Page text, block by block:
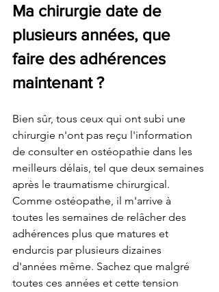
Ma chirurgie date de
plusieurs années, que
faire des adhérences
maintenant ?
Bien sûr, tous ceux qui ont subi une
chirurgie n'ont pas reçu l'information
de consulter en ostéopathie dans les
meilleurs délais, tel que deux semaines
après le traumatisme chirurgical.
Comme ostéopathe, il m'arrive à
toutes les semaines de relâcher des
adhérences plus que matures et
endurcis par plusieurs dizaines
d'années même. Sachez que malgré
toutes ces années et cette tension